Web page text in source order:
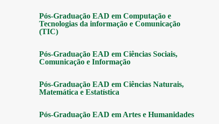
Pós-Graduação EAD em Computação e
Tecnologias da informação e Comunicação
(TIC)
Pós-Graduação EAD em Ciências Sociais,
Comunicação e Informação
Pós-Graduação EAD em Ciências Naturais,
Matemática e Estatística
Pós-Graduação EAD em Artes e Humanidades